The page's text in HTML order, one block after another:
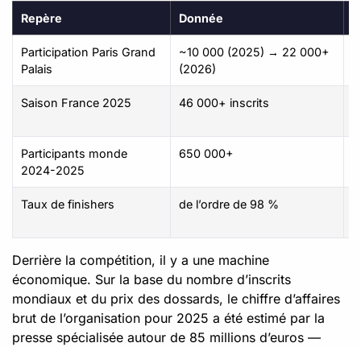
Repère Donnée
Participation Paris Grand
Palais
~10 000 (2025) → 22 000+
(2026)
Saison France 2025 46 000+ inscrits
Participants monde
2024-2025
650 000+
Taux de finishers de l’ordre de 98 %
Derrière la compétition, il y a une machine
économique. Sur la base du nombre d’inscrits
mondiaux et du prix des dossards, le chiffre d’affaires
brut de l’organisation pour 2025 a été estimé par la
presse spécialisée autour de 85 millions d’euros —